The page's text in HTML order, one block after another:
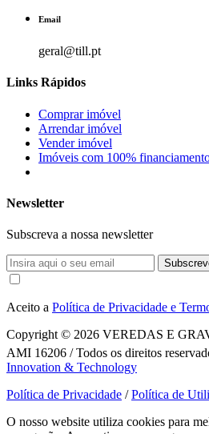
Email
geral@till.pt
Links Rápidos
Comprar imóvel
Arrendar imóvel
Vender imóvel
Imóveis com 100%
Newsletter
Subscreva a nossa newsletter
Aceito a Política de Privacidade e
Copyright © 2026 VEREDAS E
AMI 16206 / Todos os direitos
Innovation & Technology
Política de Privacidade /Política de
O nosso website utiliza cookies para